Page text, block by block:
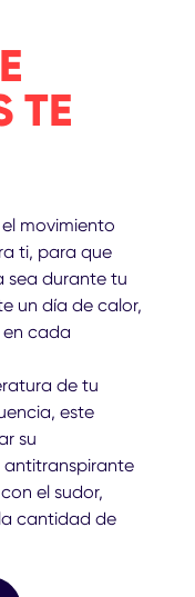
TE
movimiento
ti, para que
sea durante tu
un día de calor,
cada
de tu
este
su
el sudor,
cantidad de